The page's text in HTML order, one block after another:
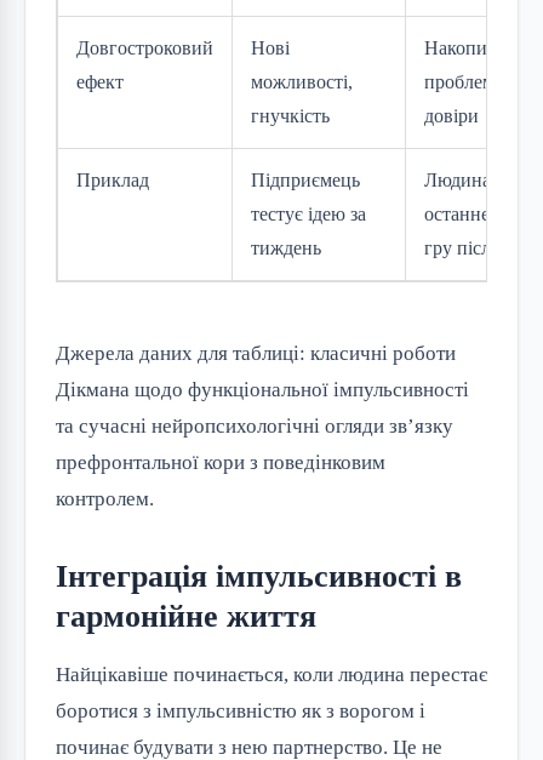
Довгостроковий
ефект
Нові
можливості,
гнучкість
Накопичення
проблем,
довіри
Приклад
Підприємець
тестує ідею за
тиждень
Людина
останнє на
гру після
Джерела даних для таблиці: класичні роботи
Дікмана щодо функціональної імпульсивності
та сучасні нейропсихологічні огляди зв’язку
префронтальної кори з поведінковим
контролем.
Інтеграція імпульсивності в
гармонійне життя
Найцікавіше починається, коли людина перестає
боротися з імпульсивністю як з ворогом і
починає будувати з нею партнерство. Це не